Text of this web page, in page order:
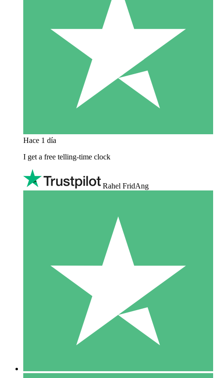
Hace 1 día
I get a free telling-time clock
Rahel FridAng